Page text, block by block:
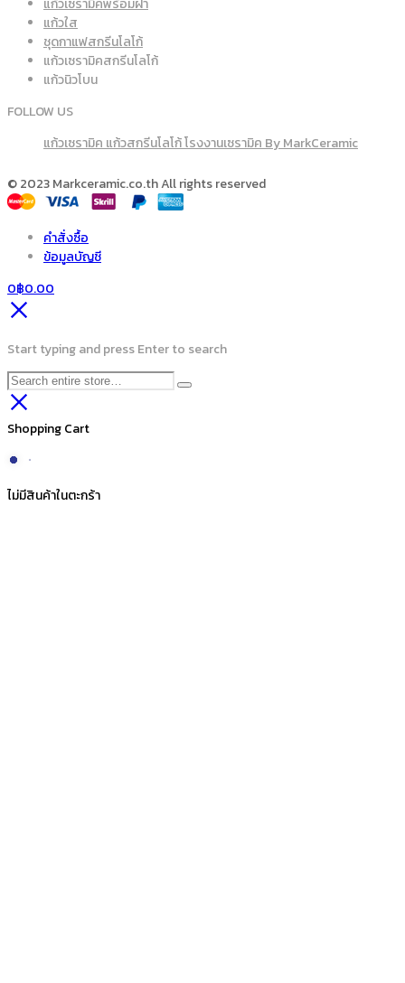
FOLLOW US
แก้วเซรามิค แก้วสกรีนโลโก้ โรงงานเซรามิค By MarkCeramic
© 2023 Markceramic.co.th All rights reserved
คำสั่งซื้อ
0฿0.00
Start typing and press Enter to search
ไม่มีสินค้าในตะกร้า